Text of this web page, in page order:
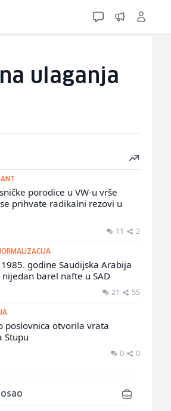
ulaganja
porodice u VW-u vrše
prihvate radikalni rezovi u
11 2
godine Saudijska Arabija
barel nafte u SAD
21 55
poslovnica otvorila vrata
Stupu
0 0